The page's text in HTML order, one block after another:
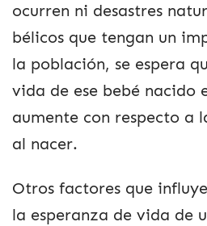
ocurren ni desastres
bélicos que tengan un
la población, se espera
vida de ese bebé nacido
aumente con respecto a
al nacer.
Otros factores que
la esperanza de vida de